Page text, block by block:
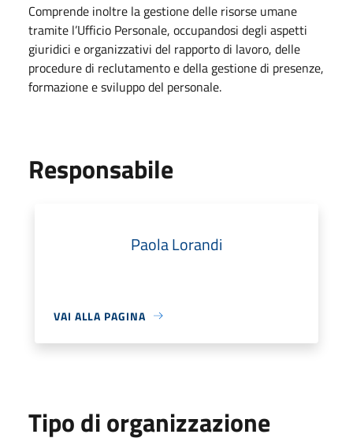
Comprende inoltre la gestione delle risorse umane
tramite l’Ufficio Personale, occupandosi degli aspetti
giuridici e organizzativi del rapporto di lavoro, delle
procedure di reclutamento e della gestione di presenze,
formazione e sviluppo del personale.
Responsabile
Paola Lorandi
VAI ALLA PAGINA
Tipo di organizzazione